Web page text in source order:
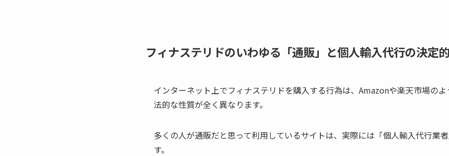
フィナステリドのいわゆる「通販」と個人輸入代行の決定
インターネット上でフィナステリドを購入する行為は、Amazonや楽天市場の
法的な性質が全く異なります。
多くの人が通販だと思って利用しているサイトは、実際には「個人輸入代行業
す。